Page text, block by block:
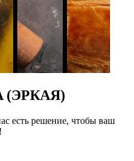
(ЭРКАЯ)
есть решение, чтобы ваш